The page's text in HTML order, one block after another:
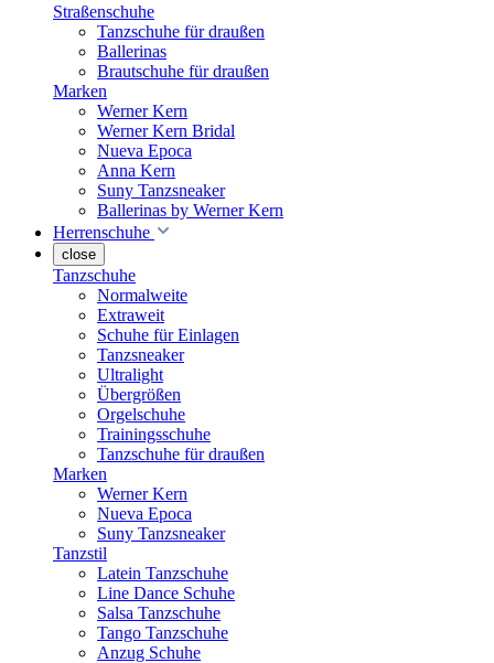
Straßenschuhe
Tanzschuhe für draußen
Ballerinas
Brautschuhe für draußen
Marken
Werner Kern
Werner Kern Bridal
Nueva Epoca
Anna Kern
Suny Tanzsneaker
Ballerinas by Werner Kern
Herrenschuhe
close
Tanzschuhe
Normalweite
Extraweit
Schuhe für Einlagen
Tanzsneaker
Ultralight
Übergrößen
Orgelschuhe
Trainingsschuhe
Tanzschuhe für draußen
Marken
Werner Kern
Nueva Epoca
Suny Tanzsneaker
Tanzstil
Latein Tanzschuhe
Line Dance Schuhe
Salsa Tanzschuhe
Tango Tanzschuhe
Anzug Schuhe